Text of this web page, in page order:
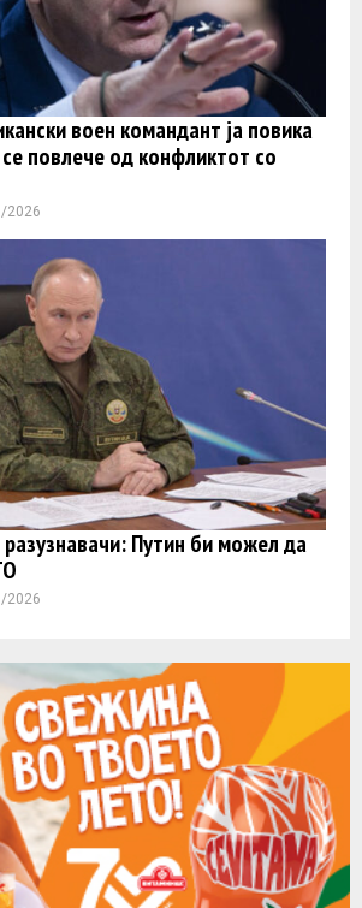
воен командант ја повика
повлече од конфликтот со
2026
Путин би можел да
2026